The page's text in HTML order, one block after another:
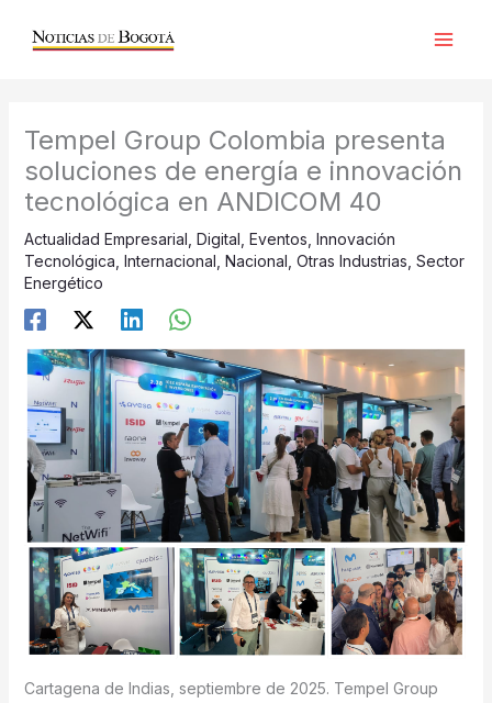
Tempel Group Colombia presenta
soluciones de energía e innovación
tecnológica en ANDICOM 40
Actualidad Empresarial Digital Eventos Innovación
Tecnológica Internacional Nacional Otras Industrias Sector
Energético
Cartagena de Indias, septiembre de 2025. Tempel Group